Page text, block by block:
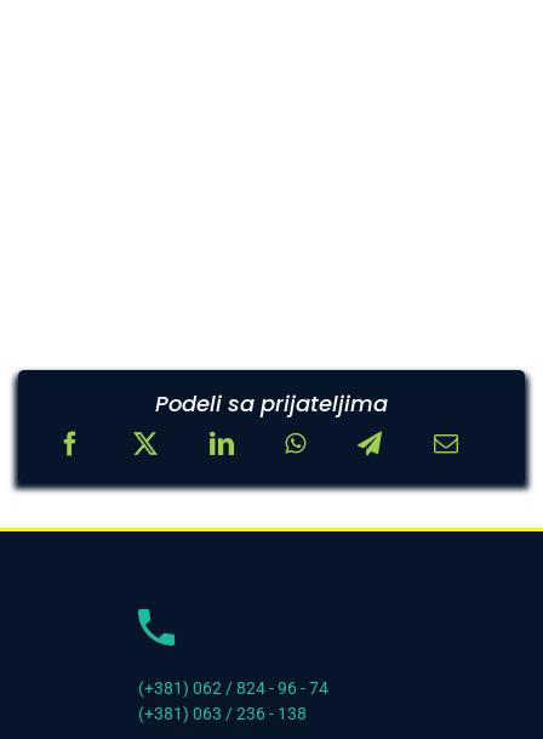
Podeli sa prijateljima
(+381) 062 / 824 - 96 - 74
(+381) 063 / 236 - 138